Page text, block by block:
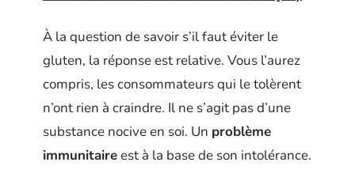
À la question de savoir s’il faut éviter le
gluten, la réponse est relative. Vous l’aurez
compris, les consommateurs qui le tolèrent
n’ont rien à craindre. Il ne s’agit pas d’une
substance nocive en soi. Un problème
immunitaireest à la base de son intolérance.